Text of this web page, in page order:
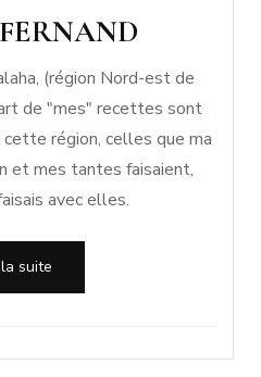
(région Nord-est de
de "mes" recettes sont
région, celles que ma
et mes tantes faisaient,
avec elles.
suite